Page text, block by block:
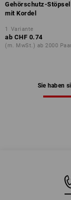
Gehörschutz-
mit Kordel
1 Variante
ab CHF 0.74
(m. MwSt.) ab 2000
Sie haben